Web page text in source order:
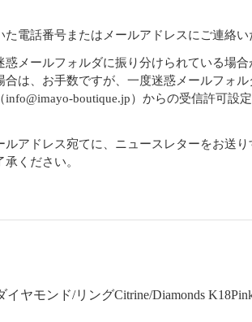
電話番号またはメールアドレスにご連絡い
メールフォルダに振り分けられている場合
は、お手数ですが、一度迷惑メールフォ
boutique.jp）からの受信許可設
ルアドレス宛てに、ニュースレターをお送
ください。
イヤモンド/リングCitrine/Diamonds